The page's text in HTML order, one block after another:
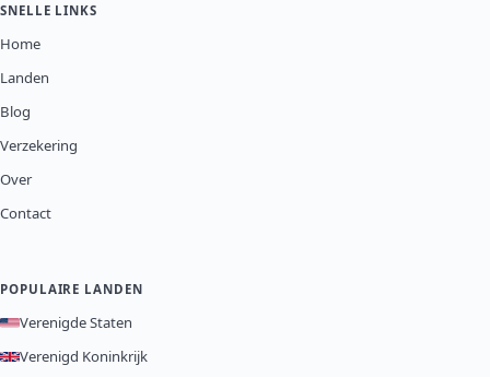
SNELLE LINKS
Home
Landen
Blog
Verzekering
Over
Contact
POPULAIRE LANDEN
Verenigde Staten
Verenigd Koninkrijk